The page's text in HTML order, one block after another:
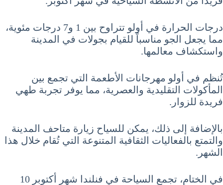
درجات الحرارة في أولو تتراوح بين 1 و7 درجات مئوية،
مما يجعل الجو مناسباً للقيام بجولات في المدينة
واستكشاف معالمها.
تُنظم في أولو مهرجانات الأطعمة التي تجمع بين
المأكولات التقليدية والعصرية، مما يوفر تجربة طهي
فريدة للزوار.
بالإضافة إلى ذلك، يمكن للسياح زيارة متاحف المدينة
والتمتع بالفعاليات الثقافية المتنوعة التي تُقام خلال هذا
الشهر.
في الختام، تجمع السياحة في فنلندا شهر أكتوبر 10